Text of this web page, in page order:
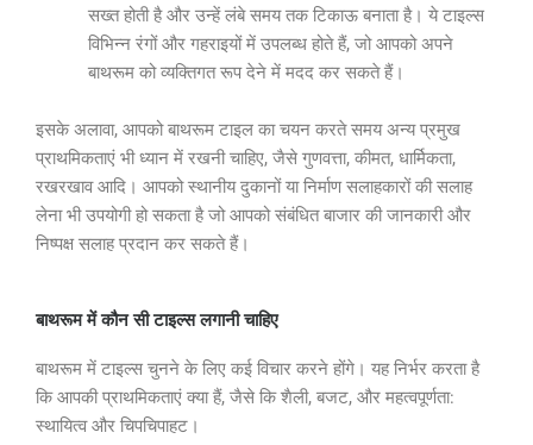
सख्त होती है और उन्हें लंबे समय तक टिकाऊ बनाता है। ये टाइल्स
विभिन्न रंगों और गहराइयों में उपलब्ध होते हैं, जो आपको अपने
बाथरूम को व्यक्तिगत रूप देने में मदद कर सकते हैं।
इसके अलावा, आपको बाथरूम टाइल का चयन करते समय अन्य प्रमुख
प्राथमिकताएं भी ध्यान में रखनी चाहिए, जैसे गुणवत्ता, कीमत, धार्मिकता,
रखरखाव आदि। आपको स्थानीय दुकानों या निर्माण सलाहकारों की सलाह
लेना भी उपयोगी हो सकता है जो आपको संबंधित बाजार की जानकारी और
निष्पक्ष सलाह प्रदान कर सकते हैं।
बाथरूम में कौन सी टाइल्स लगानी चाहिए
बाथरूम में टाइल्स चुनने के लिए कई विचार करने होंगे। यह निर्भर करता है
कि आपकी प्राथमिकताएं क्या हैं, जैसे कि शैली, बजट, और महत्वपूर्णता:
स्थायित्व और चिपचिपाहट।